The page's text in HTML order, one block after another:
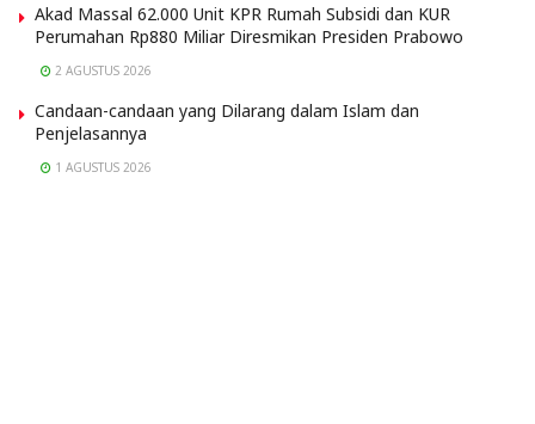
Akad Massal 62.000 Unit KPR Rumah Subsidi dan KUR
Perumahan Rp880 Miliar Diresmikan Presiden Prabowo
2 AGUSTUS 2026
Candaan-candaan yang Dilarang dalam Islam dan
Penjelasannya
1 AGUSTUS 2026